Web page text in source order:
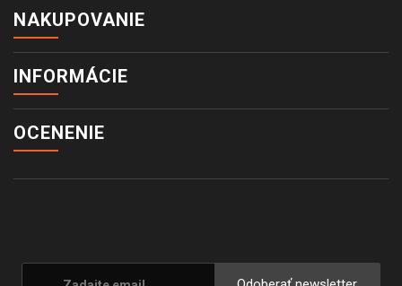
NAKUPOVANIE
INFORMÁCIE
OCENENIE